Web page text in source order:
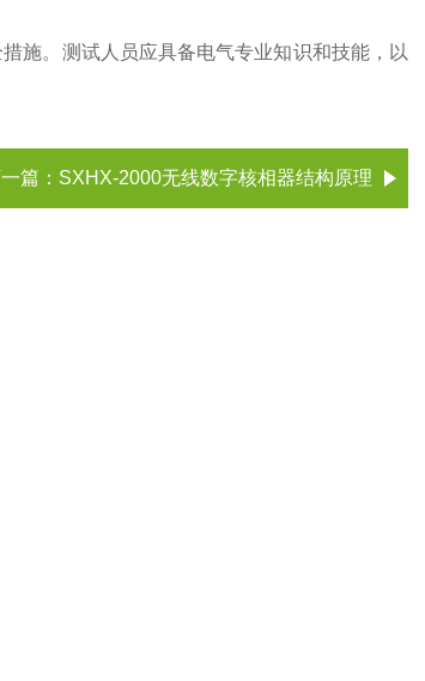
施。测试人员应具备电气专业知识和技能，以
篇： SXHX-2000无线数字核相器结构原理